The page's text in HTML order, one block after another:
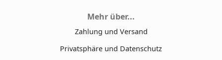
Mehr über...
Zahlung und Versand
Privatsphäre und Datenschutz